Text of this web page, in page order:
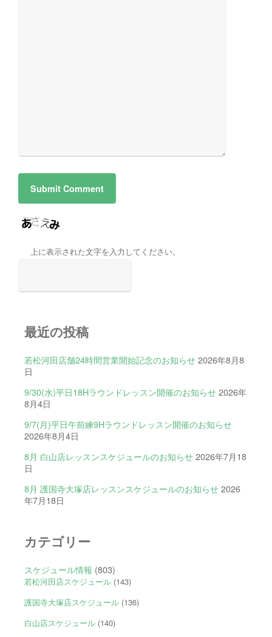
上に表示された文字を入力してください。
最近の投稿
若松河田店舗24時間営業開始記念のお知らせ 2026年8月8
日
9/30(水)平日18Hラウンドレッスン開催のお知らせ 2026年
8月4日
9/7(月)平日午前練9Hラウンドレッスン開催のお知らせ
2026年8月4日
8月 白山店レッスンスケジュールのお知らせ 2026年7月18
日
8月 護国寺大塚店レッスンスケジュールのお知らせ 2026
年7月18日
カテゴリー
スケジュール情報 (803)
若松河田店スケジュール(143)
護国寺大塚店スケジュール(136)
白山店スケジュール(140)